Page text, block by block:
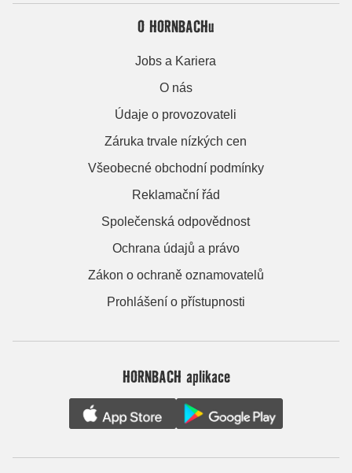
O HORNBACHu
Jobs a Kariera
O nás
Údaje o provozovateli
Záruka trvale nízkých cen
Všeobecné obchodní podmínky
Reklamační řád
Společenská odpovědnost
Ochrana údajů a právo
Zákon o ochraně oznamovatelů
Prohlášení o přístupnosti
HORNBACH aplikace